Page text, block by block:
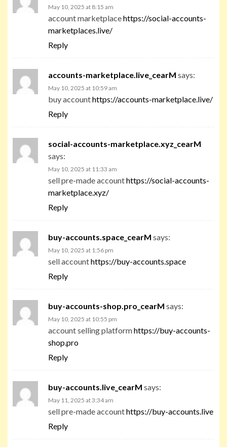
May 10, 2025 at 8:15 am
account marketplacehttps://social-accounts-
marketplaces.live/
Reply
accounts-marketplace.live_cearM says:
May 10, 2025 at 10:59 am
buy accounthttps://accounts-marketplace.live/
Reply
social-accounts-marketplace.xyz_cearM
says:
May 10, 2025 at 11:33 am
sell pre-made accounthttps://social-accounts-
marketplace.xyz/
Reply
buy-accounts.space_cearM says:
May 10, 2025 at 1:56 pm
sell accounthttps://buy-accounts.space
Reply
buy-accounts-shop.pro_cearM says:
May 10, 2025 at 10:55 pm
account selling platformhttps://buy-accounts-
shop.pro
Reply
buy-accounts.live_cearM says:
May 11, 2025 at 3:34 am
sell pre-made accounthttps://buy-accounts.live
Reply